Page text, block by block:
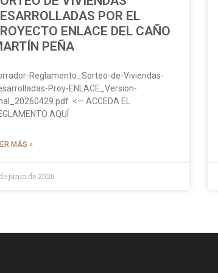
POR EL
ENLACE DEL CAÑO
PEÑA
Reglamento_Sorteo-de-Viviendas-
Proy-ENLACE_Version-
<— ACCEDA EL
AQUÍ
MÁS »
junio de 2026